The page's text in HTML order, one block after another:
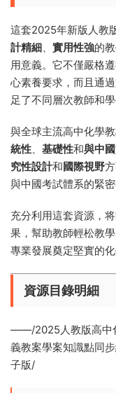
這套2025年新版人教
計精細
實用性強的
用意義。它不僅嚴格
心素養要求，而且通
足了不同層次教師和
與全球主流高中化學
統性
基礎性和與中
究性設計和國際視野
與中國考試體系的緊
充分利用這套資源，
果，幫助教師輕松教
專業發展奠定堅實的化
資源目錄明細
——/2025人教版高中
義教案學案知識點同
子版/